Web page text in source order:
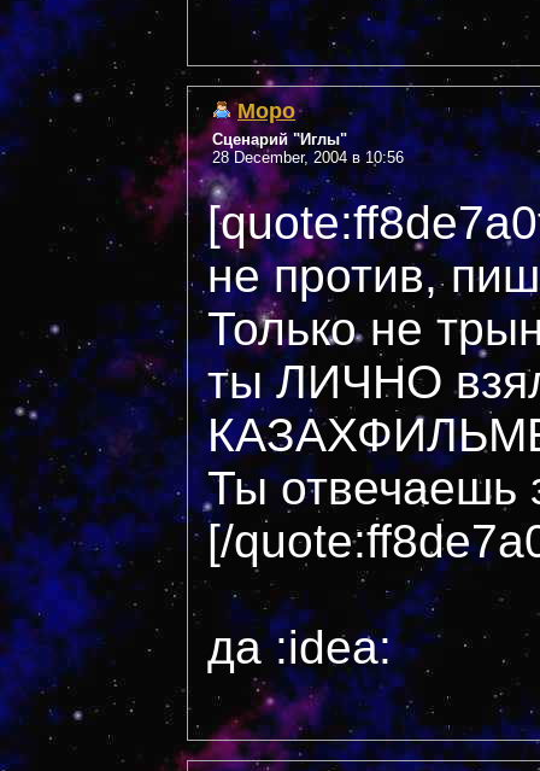
Mopo
Сценарий "Иглы"
28 December, 2004 в 10:56
не против,
Только не
ты ЛИЧНО
Ты отвечаешь
[/
да :idea: